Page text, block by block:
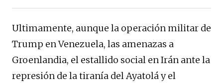
Ultimamente, aunque la operación militar de
Trump en Venezuela, las amenazas a
Groenlandia, el estallido social en Irán ante la
represión de la tiranía del Ayatolá y el